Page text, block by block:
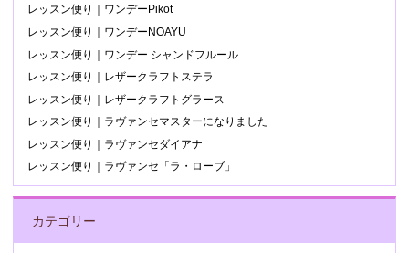
レッスン便り｜ワンデーPikot
レッスン便り｜ワンデーNOAYU
レッスン便り｜ワンデー シャンドフルール
レッスン便り｜レザークラフトステラ
レッスン便り｜レザークラフトグラース
レッスン便り｜ラヴァンセマスターになりました
レッスン便り｜ラヴァンセダイアナ
レッスン便り｜ラヴァンセ「ラ・ローブ」
カテゴリー